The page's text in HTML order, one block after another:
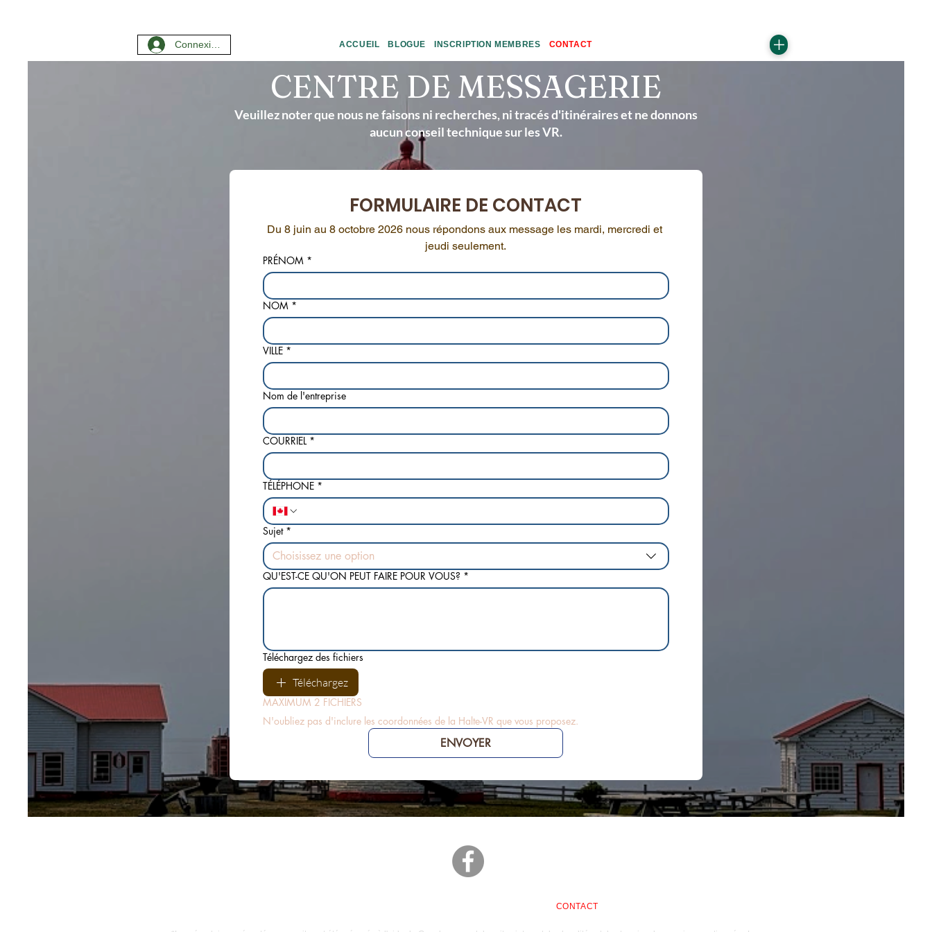
Connexion ACCUEIL BLOGUE INSCRIPTION MEMBRES CONTACT
CENTRE DE MESSAGERIE
Veuillez noter que nous ne faisons ni recherches, ni tracés d'itinéraires et ne donnons
aucun conseil technique sur les VR.
FORMULAIRE DE CONTACT
Du 8 juin au 8 octobre 2026 nous répondons aux message les mardi, mercredi et
jeudi seulement.
PRÉNOM *
NOM *
VILLE *
Nom de l'entreprise
COURRIEL *
TÉLÉPHONE *
Sujet *
Choisissez une option
QU'EST-CE QU'ON PEUT FAIRE POUR VOUS? *
Téléchargez des fichiers
Téléchargez
MAXIMUM 2 FICHIERS
N'oubliez pas d'inclure les coordonnées de la Halte-VR que vous proposez.
ENVOYER
CONTACT